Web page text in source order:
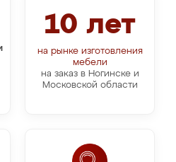
10 лет
на рынке изготовления
мебели
на заказ в Ногинске и
Московской области